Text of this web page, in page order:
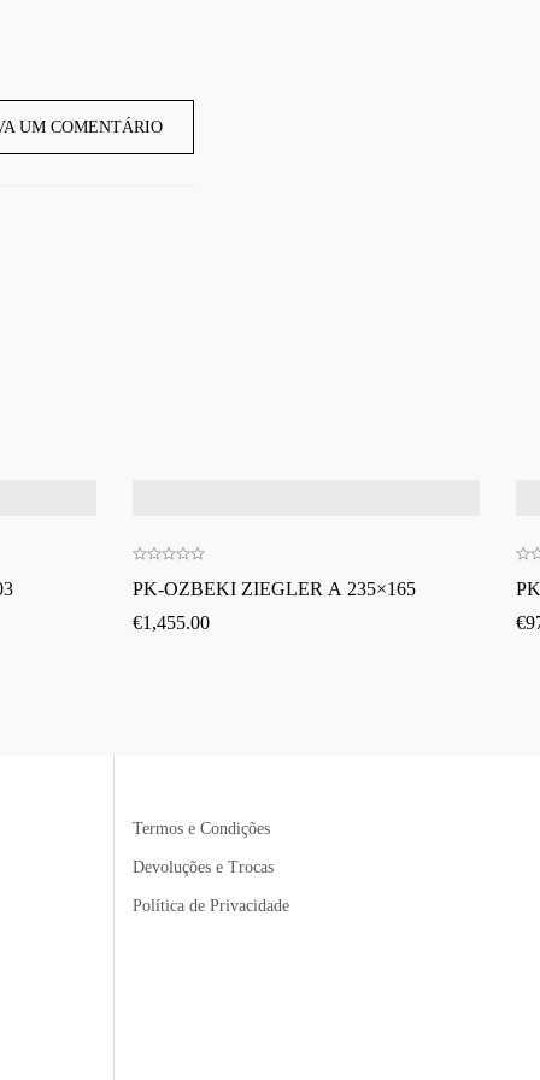
UM COMENTÁRIO
PK-OZBEKI ZIEGLER A 235×165
€1,455.00
€
Termos e Condições
Devoluções e Trocas
Política de Privacidade